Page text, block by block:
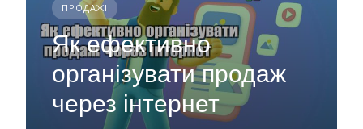
ПРОДАЖІ
Як ефективно
організувати продаж
через інтернет